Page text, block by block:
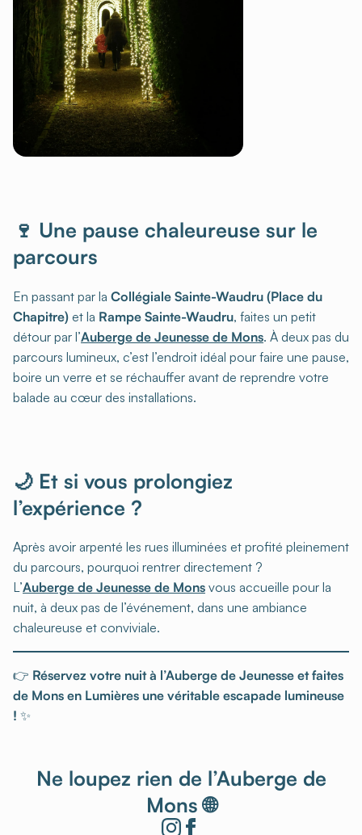
🍷 Une pause chaleureuse sur le
parcours
En passant par la Collégiale Sainte-Waudru (Place du
Chapitre) et la Rampe Sainte-Waudru, faites un petit
détour par l’Auberge de Jeunesse de Mons. À deux pas du
parcours lumineux, c’est l’endroit idéal pour faire une pause,
boire un verre et se réchauffer avant de reprendre votre
balade au cœur des installations.
🌙 Et si vous prolongiez
l’expérience ?
Après avoir arpenté les rues illuminées et profité pleinement
du parcours, pourquoi rentrer directement ?
L’Auberge de Jeunesse de Mons vous accueille pour la
nuit, à deux pas de l’événement, dans une ambiance
chaleureuse et conviviale.
👉 Réservez votre nuit à l’Auberge de Jeunesse et faites
de Mons en Lumières une véritable escapade lumineuse
! ✨
Ne loupez rien de l’Auberge de
Mons 🌐